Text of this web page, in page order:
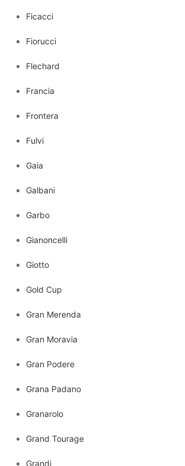
Ficacci
Fiorucci
Flechard
Francia
Frontera
Fulvi
Gaia
Galbani
Garbo
Gianoncelli
Giotto
Gold Cup
Gran Merenda
Gran Moravia
Gran Podere
Grana Padano
Granarolo
Grand Tourage
Grandi